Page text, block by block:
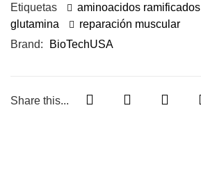
Etiquetas
aminoacidos ramificados
glutamina
reparación muscular
Brand:
BioTechUSA
Share this...